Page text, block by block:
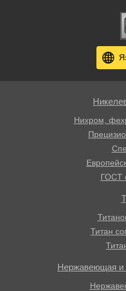
Нихром,
ГОСТ
Титан
Нержавеющая и